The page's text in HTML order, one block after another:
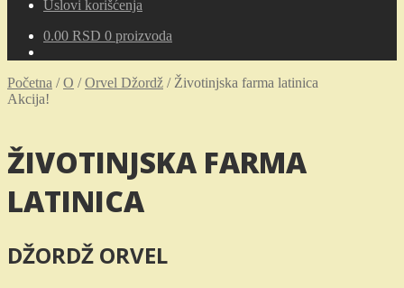
Uslovi korišćenja
0.00 RSD 0 proizvoda
Početna /O /Orvel Džordž / Životinjska farma latinica
Akcija!
ŽIVOTINJSKA FARMA
LATINICA
DŽORDŽ ORVEL